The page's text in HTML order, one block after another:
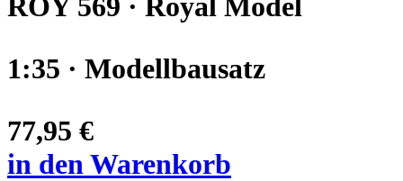
1:35 · Modellbausatz
77,95 €
in den Warenkorb